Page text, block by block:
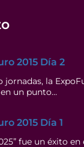
2015 Día 2
jornadas, la
un punto…
2015 Día 1
fue un éxito en